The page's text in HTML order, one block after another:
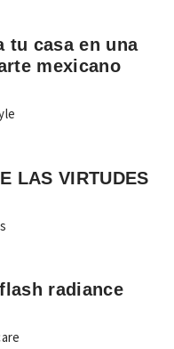
tu casa en una
mexicano
LAS VIRTUDES
radiance